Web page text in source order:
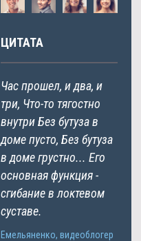
ЦИТАТА
Час прошел, и два, и
три, Что-то тягостно
внутри Без бутуза в
доме пусто, Без бутуза
в доме грустно... Его
основная функция -
сгибание в локтевом
суставе.
Емельяненко, видеоблогер